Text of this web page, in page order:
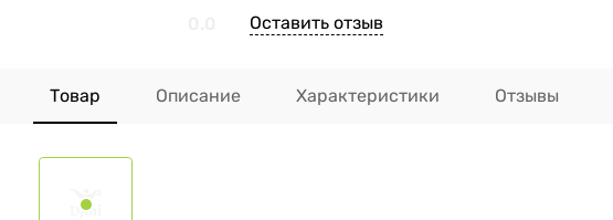
Оставить отзыв
Товар Описание Характеристики Отзывы